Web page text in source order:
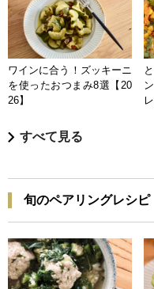
ワインに合う！ズッキーニ
を使ったおつまみ8選【20
26】
すべて見る
旬のペアリングレシピ